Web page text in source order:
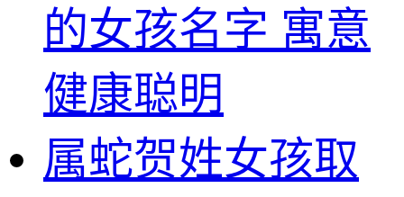
的女孩名字 寓意
健康聪明
属蛇贺姓女孩取